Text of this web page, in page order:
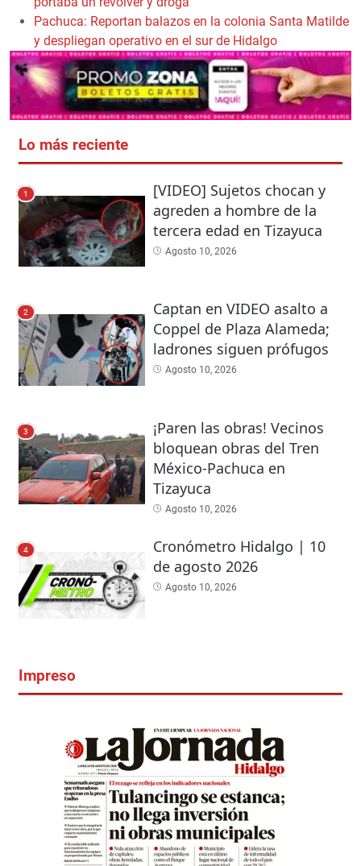
Pachuca: Reportan balazos en la colonia Santa Matilde
y despliegan operativo en el sur de Hidalgo
Lo más reciente
1
[VIDEO] Sujetos chocan y
agreden a hombre de la
tercera edad en Tizayuca
Agosto 10, 2026
2
Captan en VIDEO asalto a
Coppel de Plaza Alameda;
ladrones siguen prófugos
Agosto 10, 2026
3
¡Paren las obras! Vecinos
bloquean obras del Tren
México-Pachuca en
Tizayuca
Agosto 10, 2026
4
Cronómetro Hidalgo | 10
de agosto 2026
Agosto 10, 2026
Impreso